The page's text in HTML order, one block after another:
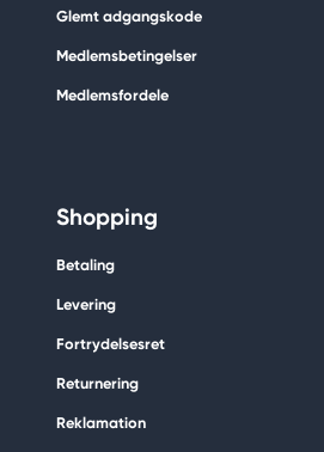
Glemt adgangskode
Medlemsbetingelser
Medlemsfordele
Shopping
Betaling
Levering
Fortrydelsesret
Returnering
Reklamation